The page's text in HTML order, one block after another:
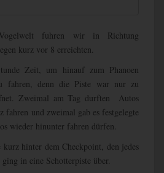
fuhren wir in Richtung
kurz vor 8 erreichten.
Zeit, um hinauf zum Phanoen
fahren, denn die Piste war nur zu
Zweimal am Tag durften Autos
fahren und zweimal gab es festgelegte
wieder hinunter fahren dürfen.
kurz hinter dem Checkpoint, den jedes
in eine Schotterpiste über.